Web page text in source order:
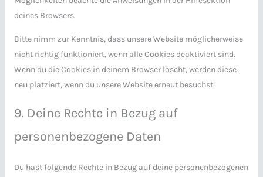
deines Browsers.
Bitte nimm zur Kenntnis, dass unsere Website möglicherweise
nicht richtig funktioniert, wenn alle Cookies deaktiviert sind.
Wenn du die Cookies in deinem Browser löscht, werden diese
neu platziert, wenn du unsere Website erneut besuchst.
9. Deine Rechte in Bezug auf
personenbezogene Daten
Du hast folgende Rechte in Bezug auf deine personenbezogenen